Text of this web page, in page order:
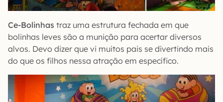
Ce-Bolinhas traz uma estrutura fechada em que
bolinhas leves são a munição para acertar diversos
alvos. Devo dizer que vi muitos pais se divertindo mais
do que os filhos nessa atração em específico.